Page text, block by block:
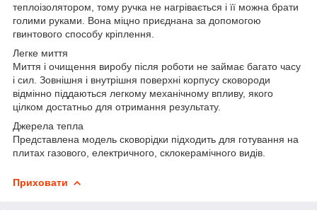
теплоізолятором, тому ручка не нагрівається і її можна брати
голими руками. Вона міцно приєднана за допомогою
гвинтового способу кріплення.
Легке миття
Миття і очищення виробу після роботи не займає багато часу
і сил. Зовнішня і внутрішня поверхні корпусу сковороди
відмінно піддаються легкому механічному впливу, якого
цілком достатньо для отримання результату.
Джерела тепла
Представлена ​​модель сковорідки підходить для готування на
плитах газового, електричного, склокерамічного видів.
Приховати